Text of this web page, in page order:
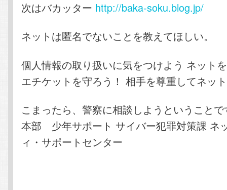
次はバカッター http://baka-soku.blog.jp/
ネットは匿名でないことを教えてほしい。
個人情報の取り扱いに気をつけよう ネット
エチケットを守ろう！ 相手を尊重してネッ
こまったら、警察に相談しようということ
本部 少年サポート サイバー犯罪対策課 ネ
ィ・サポートセンター